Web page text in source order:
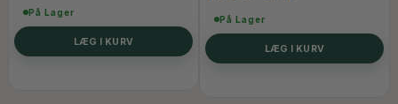
På Lager
LÆG I KURV
På Lager
LÆG I KURV